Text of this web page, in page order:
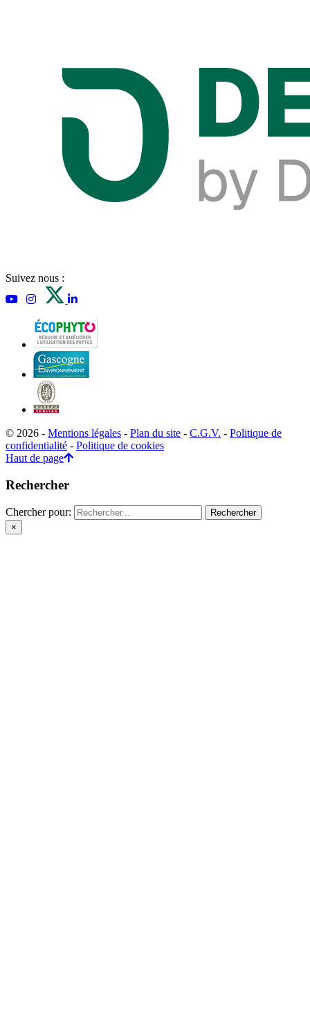
Suivez nous :
© 2026 - Mentions légales - Plan du site - C.G.V. - Politique de
confidentialité - Politique de cookies
Haut de page
Rechercher
Chercher pour:
×